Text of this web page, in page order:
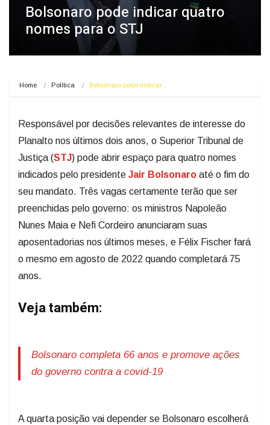
Bolsonaro pode indicar quatro
nomes para o STJ
Home Política Bolsonaro pode indicar…
Responsável por decisões relevantes de interesse do
Planalto nos últimos dois anos, o Superior Tribunal de
Justiça (STJ) pode abrir espaço para quatro nomes
indicados pelo presidente Jair Bolsonaro até o fim do
seu mandato. Três vagas certamente terão que ser
preenchidas pelo governo: os ministros Napoleão
Nunes Maia e Nefi Cordeiro anunciaram suas
aposentadorias nos últimos meses, e Félix Fischer fará
o mesmo em agosto de 2022 quando completará 75
anos.
Veja também:
Bolsonaro completa 66 anos e promove ações
do governo contra a covid-19
A quarta posição vai depender se Bolsonaro escolherá